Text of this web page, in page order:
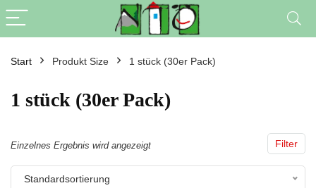
Start Produkt Size 1 stück (30er Pack)
1 stück (30er Pack)
Filter
Einzelnes Ergebnis wird angezeigt
Standardsortierung